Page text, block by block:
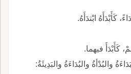
كَأَبْدَأَهُ ابْتدَأَهُ.
كَأَبْدَأَ فيهما.
والبُدْأةُ والبُدَاءَةُ والبَدِيئَةُ: